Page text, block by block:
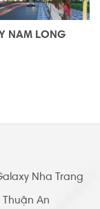
NAM LONG
Nha Trang
Thuận An